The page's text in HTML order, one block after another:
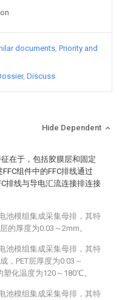
documents Priority and
Discuss
Hide Dependent
在于，包括胶膜层和固定
组件中的FFC排线通过
排线与导电汇流连接排连接
池模组集成采集母排，其特
的厚度为0.03～2mm。
池模组集成采集母排，其特
，PET层厚度为0.03～
塑化温度为120～180℃。
池模组集成采集母排，其特